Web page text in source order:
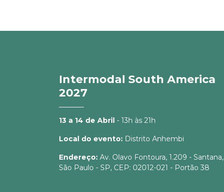
Intermodal South America
2027
13 a 14 de Abril - 13h às 21h
Local do evento: Distrito Anhembi
Endereço: Av. Olavo Fontoura, 1.209 - Santana,
São Paulo - SP, CEP: 02012-021 - Portão 38